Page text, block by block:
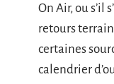
On Air, ou s’il
retours
certaines
calendrier